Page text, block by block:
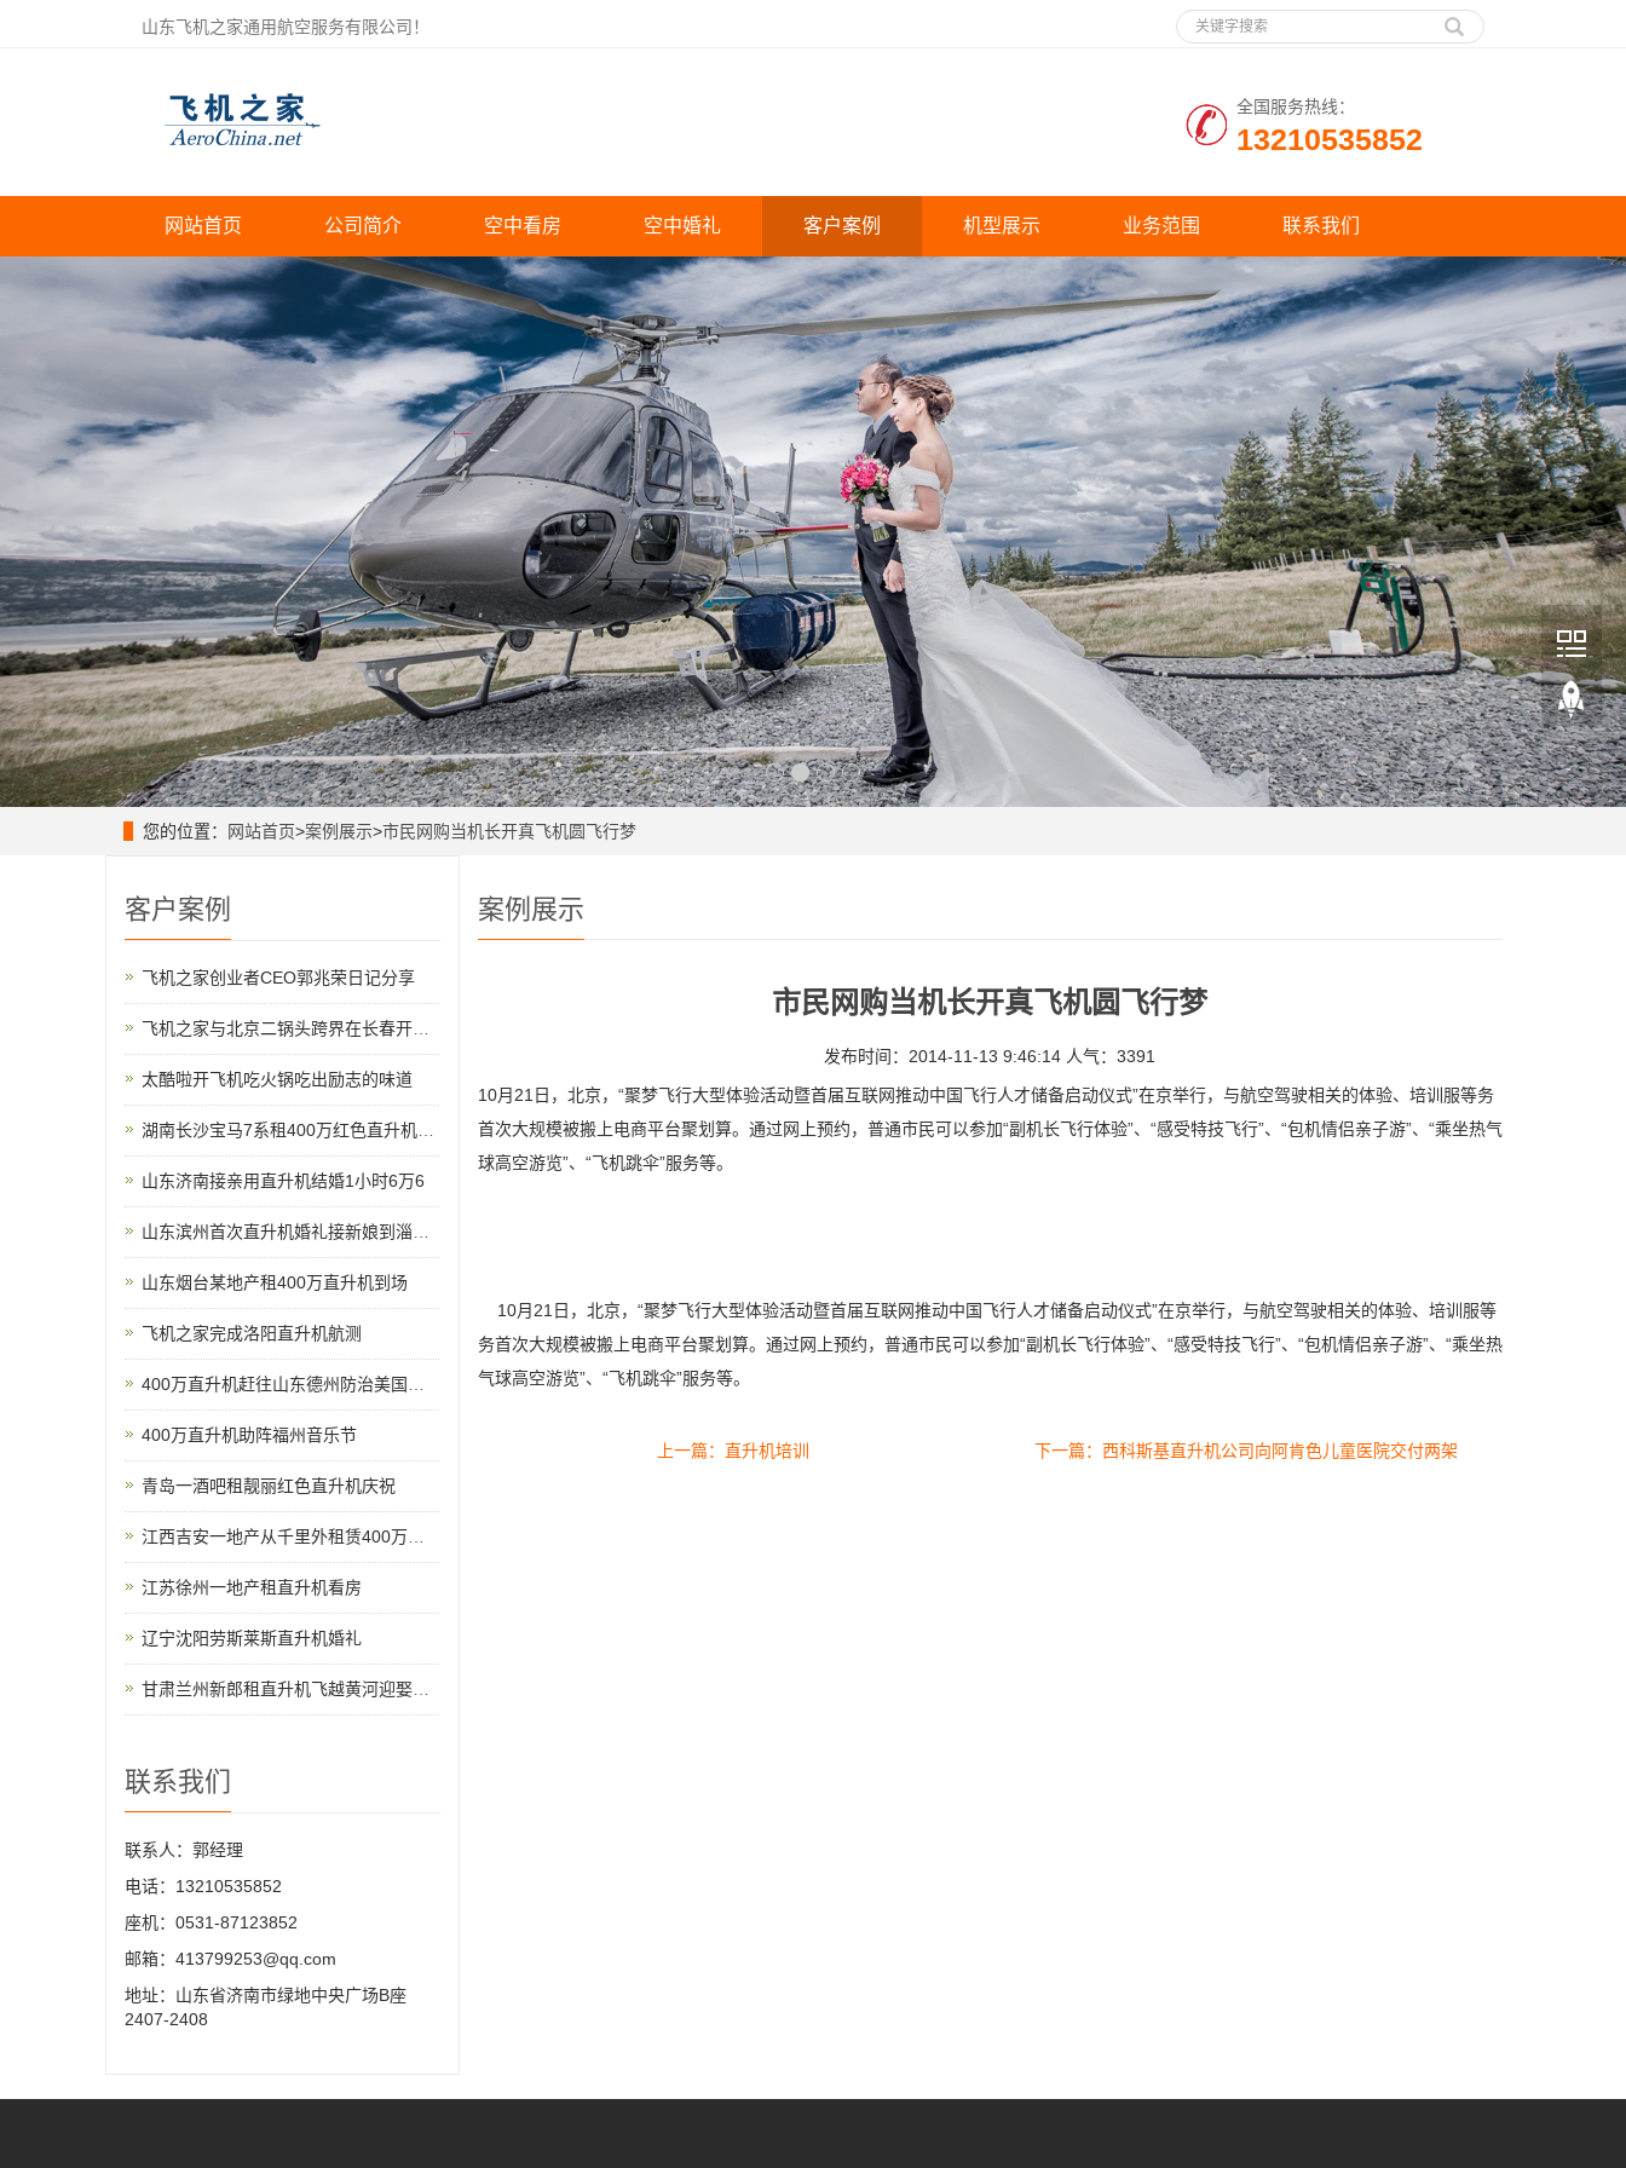
山东飞机之家通用航空服务有限公司！
全国服务热线：
13210535852
网站首页 公司简介 空中看房 空中婚礼 客户案例 机型展示 业务范围 联系我们
您的位置： 网站首页>案例展示>市民网购当机长开真飞机圆飞行梦
案例展示
市民网购当机长开真飞机圆飞行梦
发布时间：2014-11-13 9:46:14 人气：3391
10月21日，北京，“聚梦飞行大型体验活动暨首届互联网推动中国飞行人才储备启动仪式”在京举行，与航空驾驶相关的体验、培训服等务
首次大规模被搬上电商平台聚划算。通过网上预约，普通市民可以参加“副机长飞行体验”、“感受特技飞行”、“包机情侣亲子游”、“乘坐热气
球高空游览”、“飞机跳伞”服务等。
10月21日，北京，“聚梦飞行大型体验活动暨首届互联网推动中国飞行人才储备启动仪式”在京举行，与航空驾驶相关的体验、培训服等
务首次大规模被搬上电商平台聚划算。通过网上预约，普通市民可以参加“副机长飞行体验”、“感受特技飞行”、“包机情侣亲子游”、“乘坐热
气球高空游览”、“飞机跳伞”服务等。
上一篇：直升机培训 下一篇：西科斯基直升机公司向阿肯色儿童医院交付两架
客户案例
飞机之家创业者CEO郭兆荣日记分享
太酷啦开飞机吃火锅吃出励志的味道
山东济南接亲用直升机结婚1小时6万6
山东烟台某地产租400万直升机到场
飞机之家完成洛阳直升机航测
400万直升机助阵福州音乐节
青岛一酒吧租靓丽红色直升机庆祝
江苏徐州一地产租直升机看房
辽宁沈阳劳斯莱斯直升机婚礼
联系我们
联系人：郭经理
电话：13210535852
座机：0531-87123852
邮箱：413799253@qq.com
地址：山东省济南市绿地中央广场B座
2407-2408